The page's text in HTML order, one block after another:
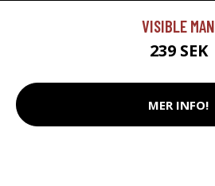
VISIBLE MAN
239 SEK
MER INFO!